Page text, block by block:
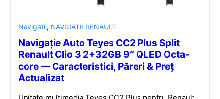
Navigatii, NAVIGATII RENAULT
Navigație Auto Teyes CC2 Plus Split
Renault Clio 3 2+32GB 9″ QLED Octa-
core — Caracteristici, Păreri & Preț
Actualizat
Unitate multimedia Teyes CC2 Plus pentru Renault